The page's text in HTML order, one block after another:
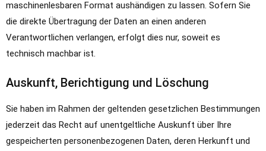
maschinenlesbaren Format aushändigen zu lassen. Sofern Sie
die direkte Übertragung der Daten an einen anderen
Verantwortlichen verlangen, erfolgt dies nur, soweit es
technisch machbar ist.
Auskunft, Berichtigung und Löschung
Sie haben im Rahmen der geltenden gesetzlichen Bestimmungen
jederzeit das Recht auf unentgeltliche Auskunft über Ihre
gespeicherten personenbezogenen Daten, deren Herkunft und